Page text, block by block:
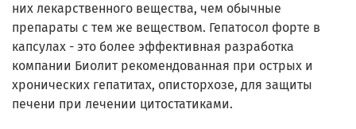
них лекарственного вещества, чем обычные
препараты с тем же веществом. Гепатосол форте в
капсулах - это более эффективная разработка
компании Биолит рекомендованная при острых и
хронических гепатитах, описторхозе, для защиты
печени при лечении цито­статиками.